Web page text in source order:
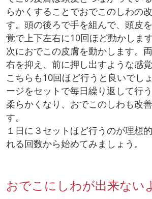
らかくすることでおでこのしわの
す。頭の後ろで手を組んで、頭皮
覚で上下左右に10回ほど動かします
次におでこの皮膚を動かします。
右を抑え、前に押し出すような感覚
こちらも10回ほど行うと良いでし
ージをセットで毎日繰り返して行
柔らかくなり、おでこのしわも改
す。
１日に３セットほど行うのが理想
れる回数から始めてみましょう。
おでこにしわが出来ない